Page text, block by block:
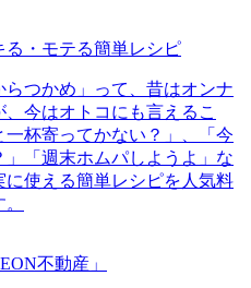
・モテる簡単レシピ
らつかめ」って、昔はオンナ
今はオトコにも言えるこ
杯寄ってかない？」、「今
「週末ホムパしようよ」な
に使える簡単レシピを人気料
不動産」